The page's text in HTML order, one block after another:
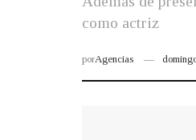
como actriz
porAgencias